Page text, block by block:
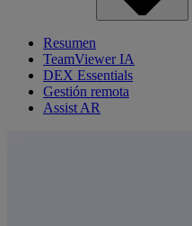
Resumen
TeamViewer IA
DEX Essentials
Gestión remota
Assist AR